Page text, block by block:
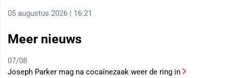
05 augustus 2026 | 16:21
Meer nieuws
07/08
Joseph Parker mag na cocaïnezaak weer de ring in